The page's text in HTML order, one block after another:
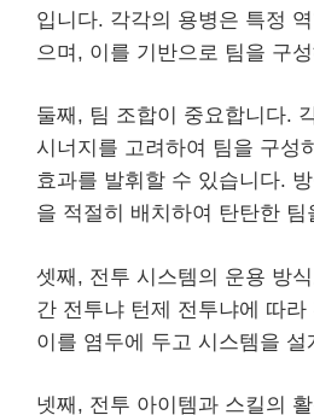
입니다. 각각의 용병은 특정
으며, 이를 기반으로 팀을 구
둘째, 팀 조합이 중요합니다.
시너지를 고려하여 팀을 구성
효과를 발휘할 수 있습니다.
을 적절히 배치하여 탄탄한
셋째, 전투 시스템의 운용 방
간 전투냐 턴제 전투냐에 따라
이를 염두에 두고 시스템을 설
넷째, 전투 아이템과 스킬의